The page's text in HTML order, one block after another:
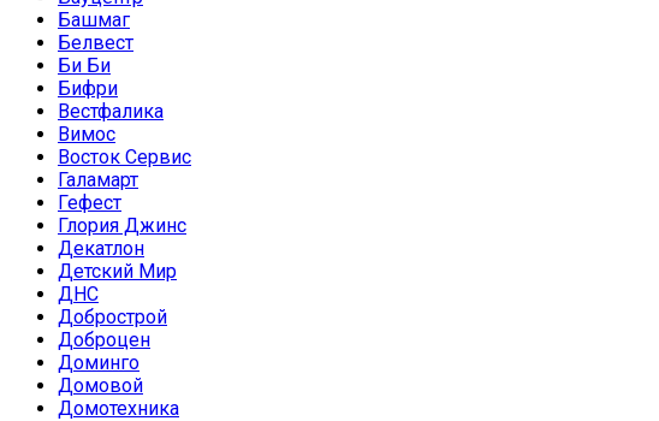
Башмаг
Белвест
Би Би
Бифри
Вестфалика
Вимос
Восток Сервис
Галамарт
Гефест
Глория Джинс
Декатлон
Детский Мир
ДНС
Добрострой
Доброцен
Доминго
Домовой
Домотехника